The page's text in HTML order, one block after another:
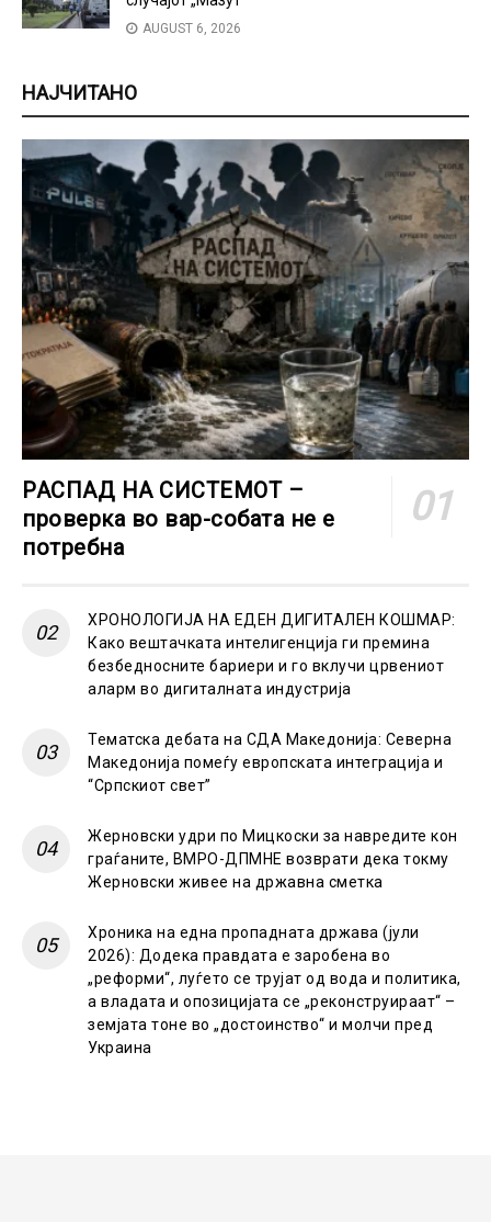
AUGUST 6, 2026
НАЈЧИТАНО
РАСПАД НА СИСТЕМОТ –
проверка во вар-собата не е
потребна
ХРОНОЛОГИЈА НА ЕДЕН ДИГИТАЛЕН КОШМАР:
Како вештачката интелигенција ги премина
безбедносните бариери и го вклучи црвениот
аларм во дигиталната индустрија
Тематска дебата на СДА Македонија: Северна
Македонија помеѓу европската интеграција и
“Српскиот свет”
Жерновски удри по Мицкоски за навредите кон
граѓаните, ВМРО-ДПМНЕ возврати дека токму
Жерновски живее на државна сметка
Хроника на една пропадната држава (јули
2026): Додека правдата е заробена во
„реформи“, луѓето се трујат од вода и политика,
а владата и опозицијата се „реконструираат“ –
земјата тоне во „достоинство“ и молчи пред
Украина